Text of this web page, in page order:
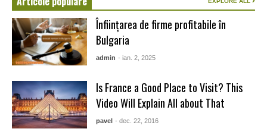
Înființarea de firme profitabile în
Bulgaria
admin - ian. 2, 2025
Is France a Good Place to Visit? This
Video Will Explain All about That
pavel - dec. 22, 2016